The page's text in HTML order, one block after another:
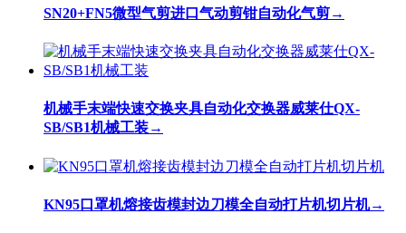
SN20+FN5微型气剪进口气动剪钳自动化气剪→
机械手末端快速交换夹具自动化交换器威莱仕QX-
SB/SB1机械工装→
KN95口罩机熔接齿模封边刀模全自动打片机切片机→